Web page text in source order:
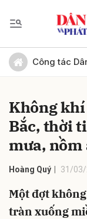
Công tác
Không
Bắc, thời
mưa,
Hoàng Quý 31/03/
Một đợt
tràn xuống
Gửi bình luận